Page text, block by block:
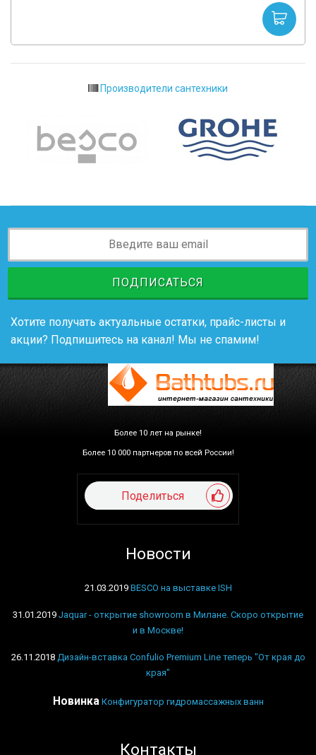
Производители сантехники
ПОДПИСАТЬСЯ
Хотите получать актуальные остатки, прайс-листы и
акции? Подпишитесь на канал! Мы не спамим!
Более 10 лет на рынке!
Более 10 000 партнеров по всей России!
Поделиться
Новости
21.03.2019 BESCO на выставке ISH
31.01.2019 Jaquar - открытие showroom в Милане. Скоро открытие
и в Москве!
26.11.2018 Дизайн-вставка Confulio Premium Line теперь "От края до
края"
Новинка Конфигуратор гидромассажных ванн
Контакты